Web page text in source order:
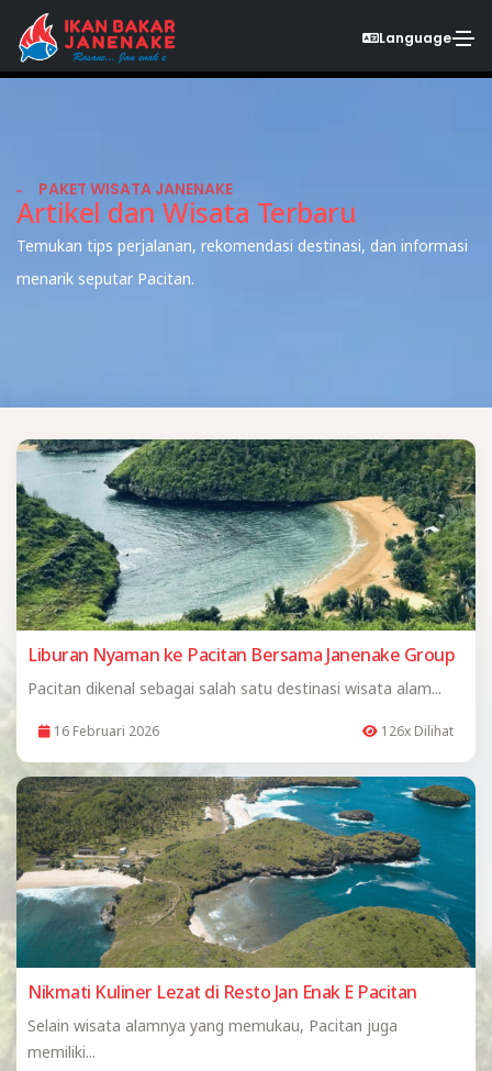
Language
PAKET WISATA JANENAKE
Artikel dan Wisata Terbaru
Temukan tips perjalanan, rekomendasi destinasi, dan informasi
menarik seputar Pacitan.
Liburan Nyaman ke Pacitan Bersama Janenake Group
Pacitan dikenal sebagai salah satu destinasi wisata alam...
16 Februari 2026 126x Dilihat
Nikmati Kuliner Lezat di Resto Jan Enak E Pacitan
Selain wisata alamnya yang memukau, Pacitan juga
memiliki...